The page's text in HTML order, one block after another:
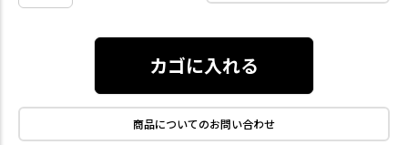
カゴに入れる
商品についてのお問い合わせ